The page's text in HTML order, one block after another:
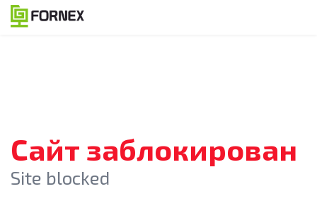
Сайт заблокирован
Site blocked